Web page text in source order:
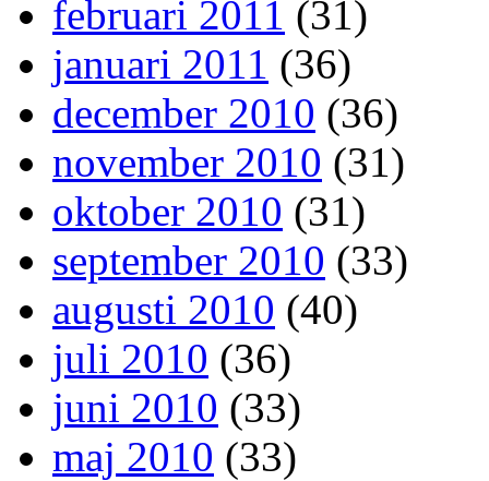
februari 2011 (31)
januari 2011 (36)
december 2010 (36)
november 2010 (31)
oktober 2010 (31)
september 2010 (33)
augusti 2010 (40)
juli 2010 (36)
juni 2010 (33)
maj 2010 (33)